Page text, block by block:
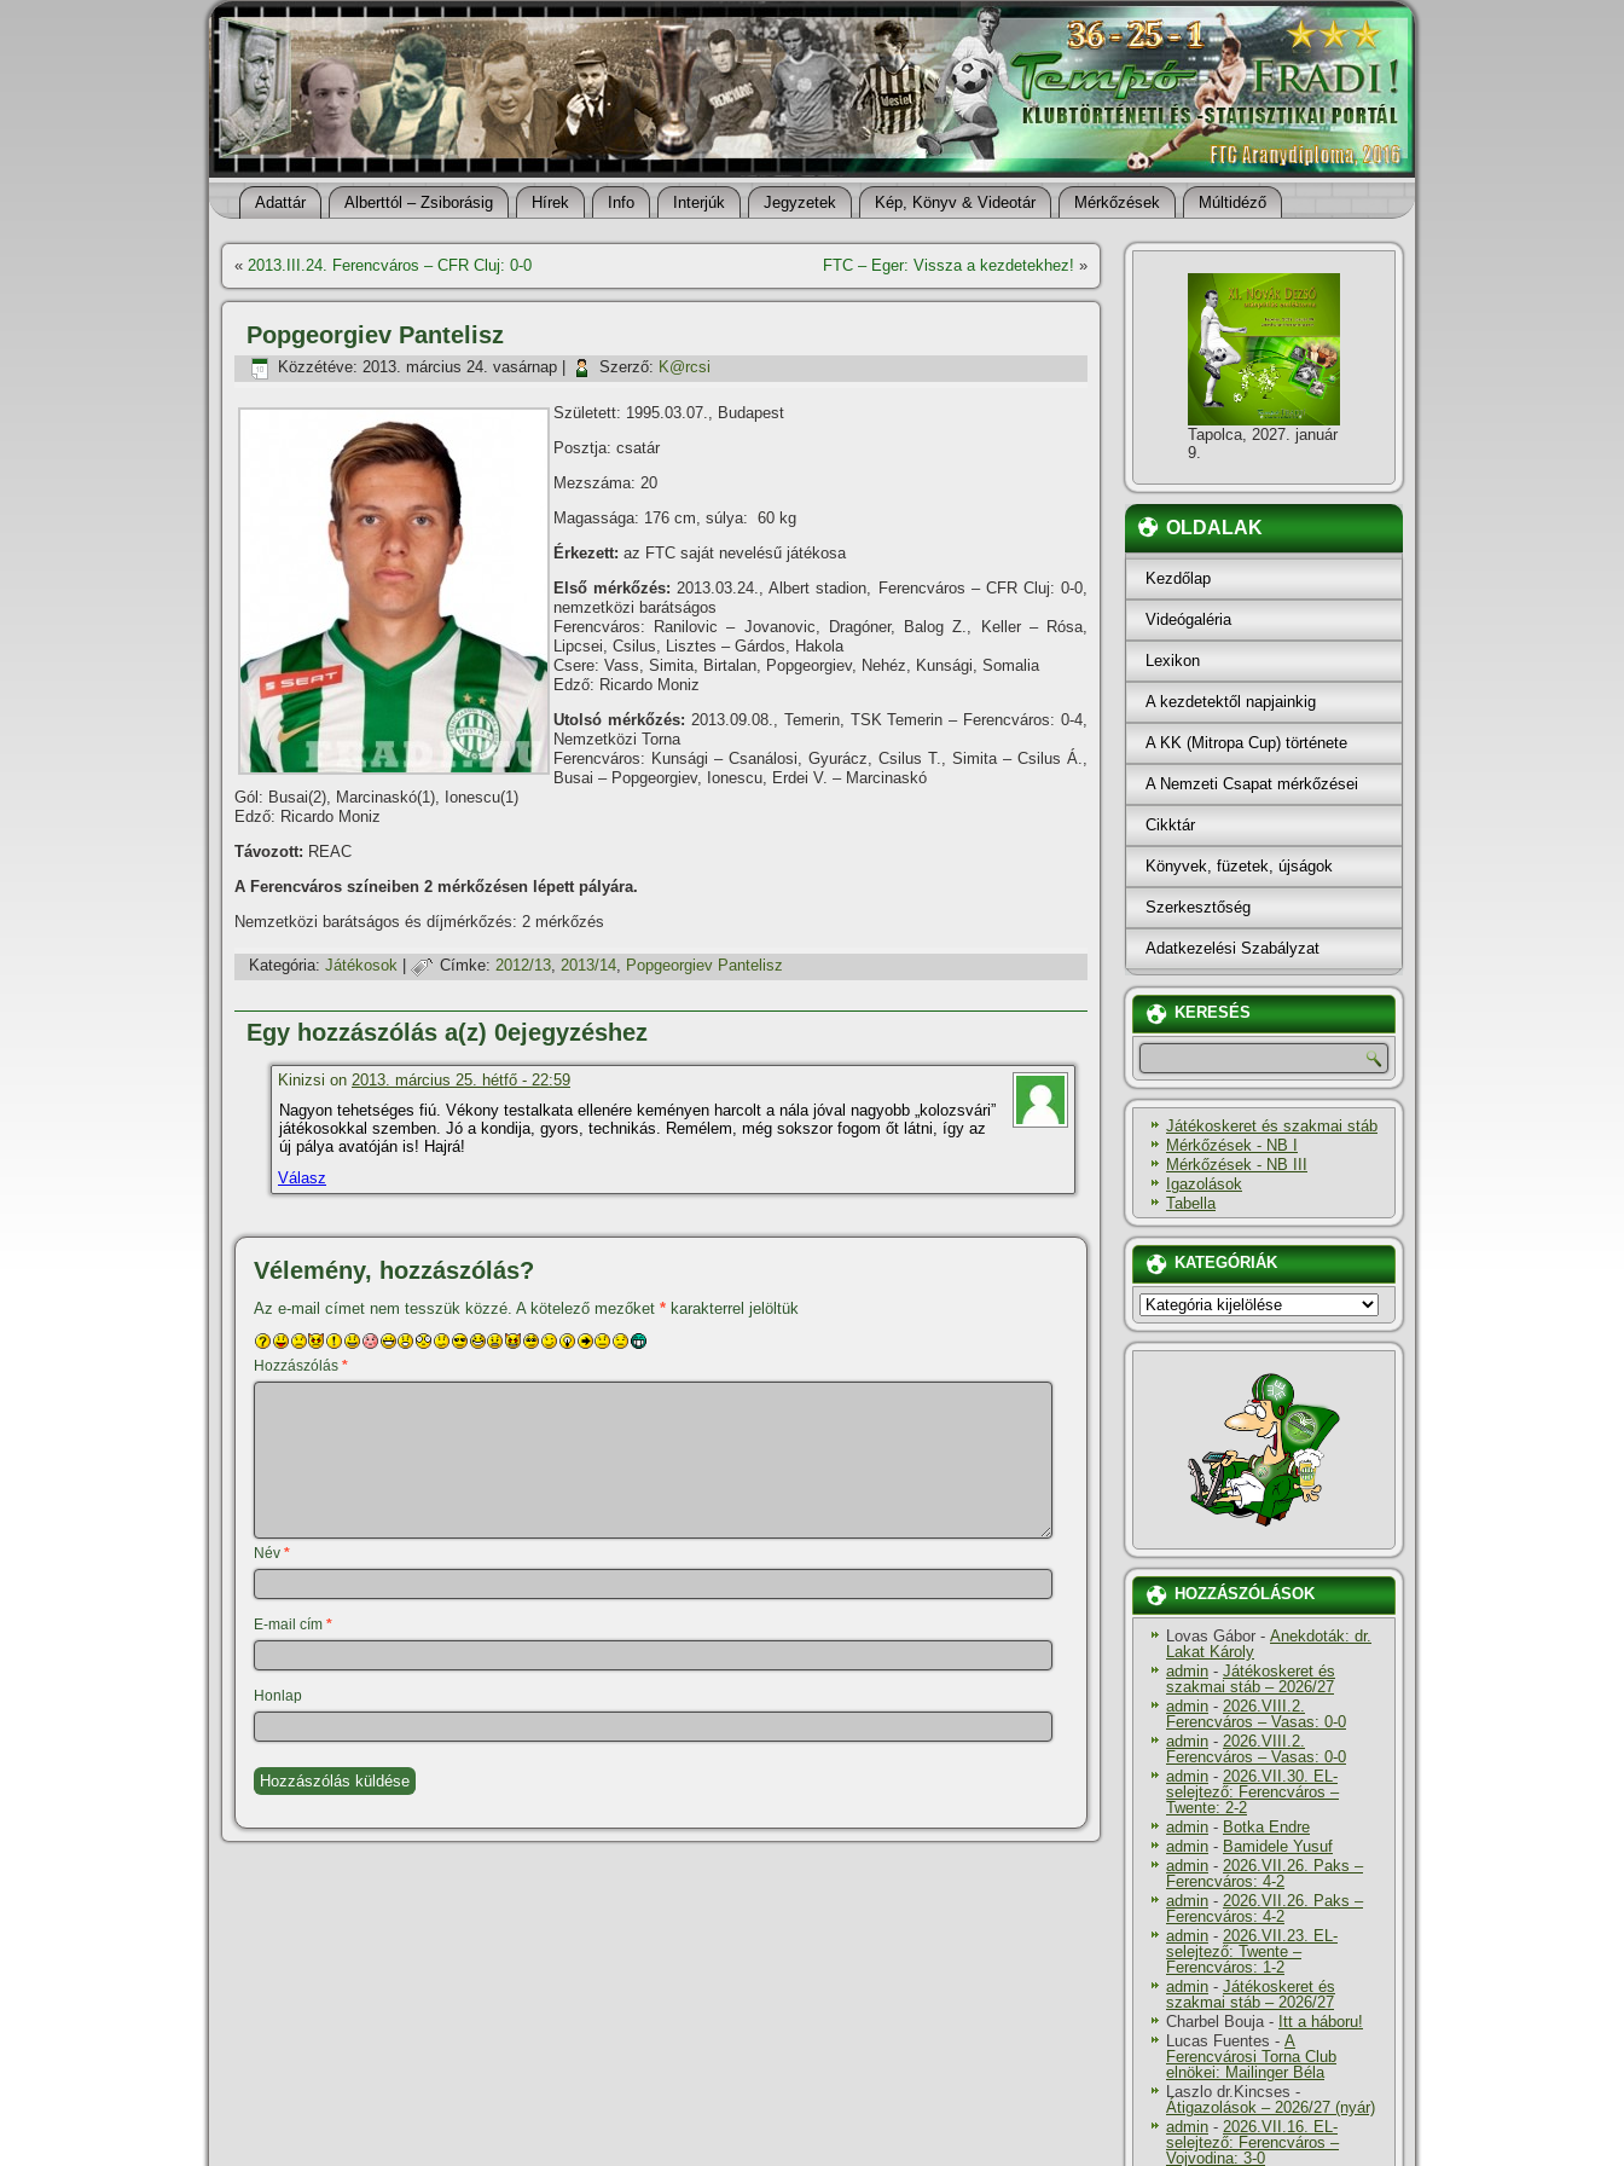
Adattár Alberttól – Zsiborásig Hí­rek Info Interjúk Jegyzetek Kép, Könyv & Videotár Mérkőzések Múltidéző
« 2013.III.24. Ferencváros – CFR Cluj: 0-0 FTC – Eger: Vissza a kezdetekhez! »
Popgeorgiev Pantelisz
Közzétéve: 2013. március 24. vasárnap Szerző: K@rcsi
Született: 1995.03.07., Budapest
Posztja: csatár
Mezszáma: 20
Magassága: 176 cm, súlya: 60 kg
Érkezett: az FTC saját nevelésű játékosa
Első mérkőzés:2013.03.24., Albert stadion, Ferencváros – CFR Cluj: 0-0,
nemzetközi barátságos
Ferencváros: Ranilovic – Jovanovic, Dragóner, Balog Z., Keller – Rósa,
Lipcsei, Csilus, Lisztes – Gárdos, Hakola
Csere: Vass, Simita, Birtalan, Popgeorgiev, Nehéz, Kunsági, Somalia
Edző: Ricardo Moniz
Utolsó mérkőzés: 2013.09.08., Temerin, TSK Temerin – Ferencváros: 0-4,
Nemzetközi Torna
Ferencváros: Kunsági – Csanálosi, Gyurácz, Csilus T., Simita – Csilus Á.,
Busai – Popgeorgiev, Ionescu, Erdei V. – Marcinaskó
Gól: Busai(2), Marcinaskó(1), Ionescu(1)
Edző: Ricardo Moniz
Távozott: REAC
A Ferencváros szí­neiben 2 mérkőzésen lépett pályára.
Nemzetközi barátságos és dí­jmérkőzés: 2 mérkőzés
Kategória: Játékosok Címke: 2012/13, 2013/14, Popgeorgiev Pantelisz
Egy hozzászólás a(z) 0ejegyzéshez
Kinizsi on 2013. március 25. hétfő - 22:59
Nagyon tehetséges fiú. Vékony testalkata ellenére keményen harcolt a nála jóval nagyobb „kolozsvári”
játékosokkal szemben. Jó a kondija, gyors, technikás. Remélem, még sokszor fogom őt látni, í­gy az
új pálya avatóján is! Hajrá!
Válasz
Vélemény, hozzászólás?
Az e-mail címet nem tesszük közzé. A kötelező mezőket * karakterrel jelöltük
Hozzászólás *
Név *
E-mail cím *
Honlap
Tapolca, 2027. január
9.
OLDALAK
Kezdőlap
Videógaléria
Lexikon
A kezdetektől napjainkig
A KK (Mitropa Cup) története
A Nemzeti Csapat mérkőzései
Cikktár
Könyvek, füzetek, újságok
Szerkesztőség
Adatkezelési Szabályzat
KERESÉS
Játékoskeret és szakmai stáb
Mérkőzések - NB I
Mérkőzések - NB III
Igazolások
Tabella
KATEGÓRIÁK
KATEGÓRIÁK
HOZZÁSZÓLÁSOK
Lovas Gábor - Anekdoták: dr.
Lakat Károly
admin - Játékoskeret és
szakmai stáb – 2026/27
admin - 2026.VIII.2.
Ferencváros – Vasas: 0-0
admin - 2026.VIII.2.
Ferencváros – Vasas: 0-0
admin - 2026.VII.30. EL-
selejtező: Ferencváros –
Twente: 2-2
admin - Botka Endre
admin - Bamidele Yusuf
admin - 2026.VII.26. Paks –
Ferencváros: 4-2
admin - 2026.VII.26. Paks –
Ferencváros: 4-2
admin - 2026.VII.23. EL-
selejtező: Twente –
Ferencváros: 1-2
admin - Játékoskeret és
szakmai stáb – 2026/27
Charbel Bouja- Itt a háboru!
Lucas Fuentes - A
Ferencvárosi Torna Club
elnökei: Mailinger Béla
Laszlo dr.Kincses -
Átigazolások – 2026/27 (nyár)
admin - 2026.VII.16. EL-
selejtező: Ferencváros –
Vojvodina: 3-0